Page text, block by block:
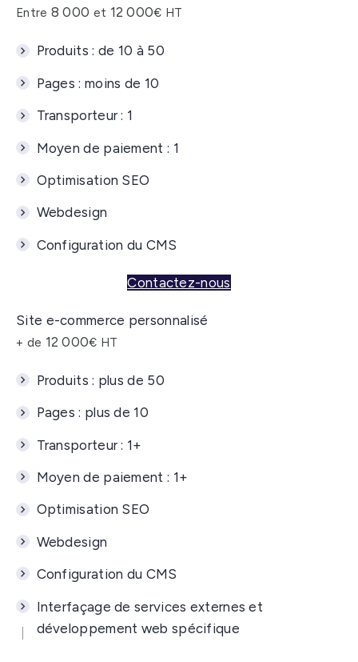
Entre 8 000 et 12 000€ HT
Produits : de 10 à 50
Pages : moins de 10
Transporteur : 1
Moyen de paiement : 1
Optimisation SEO
Webdesign
Configuration du CMS
Contactez-nous
Site e-commerce personnalisé
+ de 12 000€ HT
Produits : plus de 50
Pages : plus de 10
Transporteur : 1+
Moyen de paiement : 1+
Optimisation SEO
Webdesign
Configuration du CMS
Interfaçage de services externes et
développement web spécifique